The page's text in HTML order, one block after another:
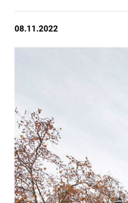
08.11.2022